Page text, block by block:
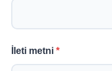
İleti metni *